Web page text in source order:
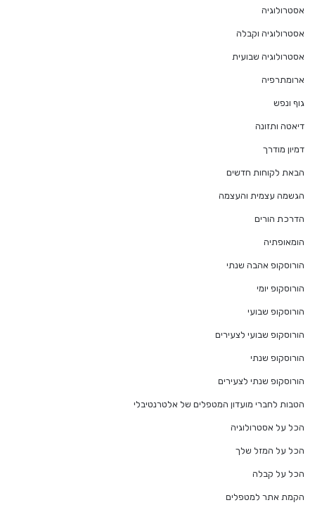
אסטרולוגיה
אסטרולוגיה וקבלה
אסטרולוגיה שבועית
ארומתרפיה
גוף ונפש
דיאטה ותזונה
דמיון מודרך
הבאת לקוחות חדשים
הגשמה עצמית והעצמה
הדרכת הורים
הומאופתיה
הורוסקופ אהבה שנתי
הורוסקופ יומי
הורוסקופ שבועי
הורוסקופ שבועי לצעירים
הורוסקופ שנתי
הורוסקופ שנתי לצעירים
הטבות לחברי מועדון המטפלים של אלטרנטיבלי
הכל על אסטרולוגיה
הכל על המזל שלך
הכל על קבלה
הקמת אתר למטפלים